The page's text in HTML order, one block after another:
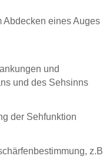
Abdecken eines Auges
und
und des Sehsinns
der Sehfunktion